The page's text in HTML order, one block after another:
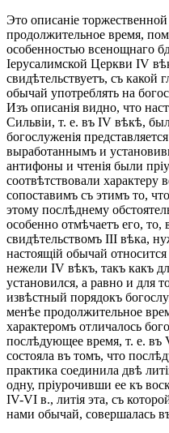
Это описаніе
продолжительное время,
особенностью всенощнаго
Іерусалимской Церкви IV
свидѣтельствуетъ, съ какой
обычай употреблять на
Изъ описанія видно, что
Сильвіи, т. е. въ IV вѣкѣ,
богослуженія
выработаннымъ и
антифоны и чтенія были
соотвѣтствовали характеру
сопоставимъ съ этимъ то,
этому послѣднему
особенно отмѣчаетъ его, то,
свидѣтельствомъ III вѣка,
настоящій обычай
нежели IV вѣкъ, такъ какъ
установился, а равно и для
извѣстный порядокъ
менѣе продолжительное
характеромъ отличалось
послѣдующее время, т. е. въ
состояла въ томъ, что
практика соединила двѣ
одну, пріурочивши ее къ
IV-VI в., литія эта, съ
нами обычай, совершалась